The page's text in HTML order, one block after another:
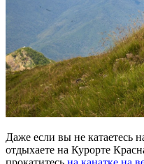
Даже если вы не катаетесь
отдыхаете на Курорте